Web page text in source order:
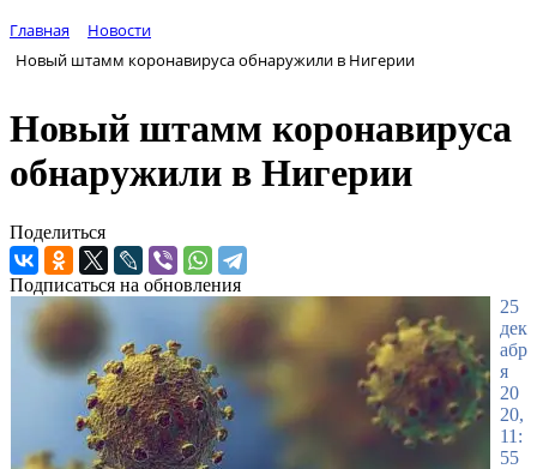
Главная
Новости
Новый штамм коронавируса обнаружили в Нигерии
Новый штамм коронавируса
обнаружили в Нигерии
Поделиться
Подписаться на обновления
25
дек
абр
я
20
20,
11:
55